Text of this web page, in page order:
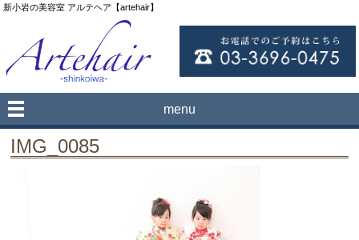
新小岩の美容室 アルテヘア【artehair】
menu
IMG_0085